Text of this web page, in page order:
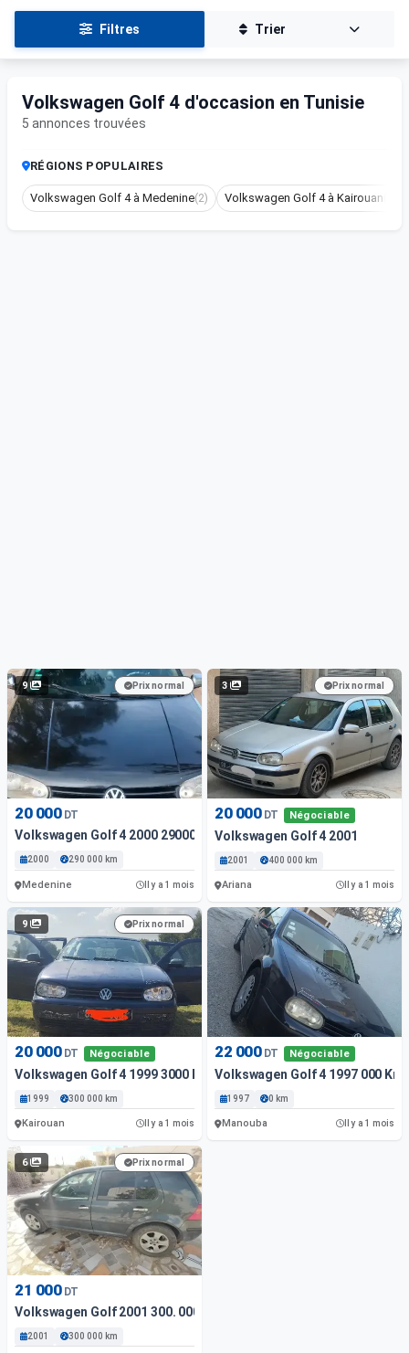
Filtres Trier
Volkswagen Golf 4 d'occasion en Tunisie
5 annonces trouvées
RÉGIONS POPULAIRES
Volkswagen Golf 4 à Medenine(2) Volkswagen Golf 4 à Kairouan
9 Prix normal
20 000 DT
Volkswagen Golf 4 2000 29000 Km
2000 290 000 km
Medenine Il y a 1 mois
3 Prix normal
20 000 DT Négociable
Volkswagen Golf 4 2001
2001 400 000 km
Ariana Il y a 1 mois
9 Prix normal
20 000 DT Négociable
Volkswagen Golf 4 1999 3000 Km
1999 300 000 km
Kairouan Il y a 1 mois
22 000 DT Négociable
Volkswagen Golf 4 1997 000 Km
1997 0 km
Manouba Il y a 1 mois
6 Prix normal
21 000 DT
Volkswagen Golf 2001 300. 000 Km
2001 300 000 km